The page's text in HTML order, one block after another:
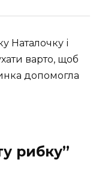
Наталочку і
варто, щоб
допомогла
рибку”